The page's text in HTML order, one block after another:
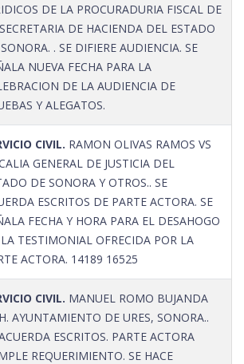
DE LA PROCURADURIA FISCAL DE
DE HACIENDA DEL ESTADO
. SE DIFIERE AUDIENCIA. SE
NUEVA FECHA PARA LA
DE LA AUDIENCIA DE
Y ALEGATOS.
CIVIL. RAMON OLIVAS RAMOS VS
GENERAL DE JUSTICIA DEL
DE SONORA Y OTROS.. SE
ESCRITOS DE PARTE ACTORA. SE
FECHA Y HORA PARA EL DESAHOGO
TESTIMONIAL OFRECIDA POR LA
ACTORA. 14189 16525
CIVIL. MANUEL ROMO BUJANDA
AYUNTAMIENTO DE URES, SONORA..
ESCRITOS. PARTE ACTORA
REQUERIMIENTO. SE HACE